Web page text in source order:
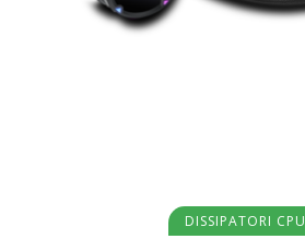
Aggiungi al carrello
DISSIPATORI CPU